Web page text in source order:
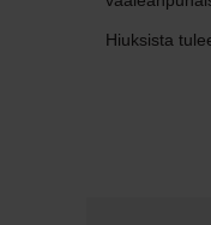
Hiuksista